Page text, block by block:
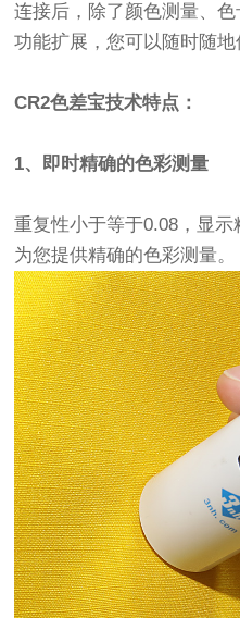
连接后，除了颜色测量、
功能扩展，您可以随时随地
CR2色差宝技术特点：
1、即时精确的色彩测量
重复性小于等于0.08，显
为您提供精确的色彩测量。